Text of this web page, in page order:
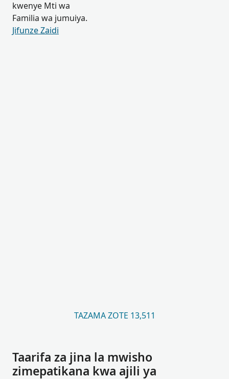
kwenye Mti wa
Familia wa jumuiya.
Jifunze Zaidi
TAZAMA ZOTE 13,511
Taarifa za jina la mwisho
zimepatikana kwa ajili ya